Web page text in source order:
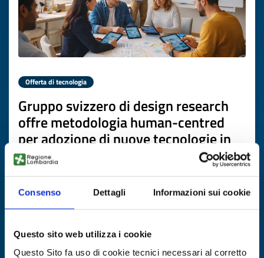
Consenso Dettagli Informazioni sui cookie
Questo sito web utilizza i cookie
Questo Sito fa uso di cookie tecnici necessari al corretto
Offerta di tecnologia
Gruppo svizzero di design research
offre metodologia human-centred
per adozione di nuove tecnologie in
salute, benessere e ambiente
ID EEN: TOCH20260226017
SCOPRI DI PIÙ →
Scade il19 marzo 2027